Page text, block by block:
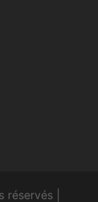
réservés